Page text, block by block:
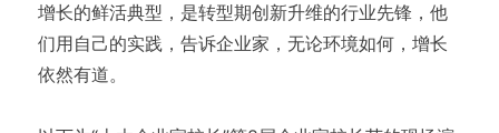
增长的鲜活典型，是转型期创新升维的行业先锋，他
们用自己的实践，告诉企业家，无论环境如何，增长
依然有道。